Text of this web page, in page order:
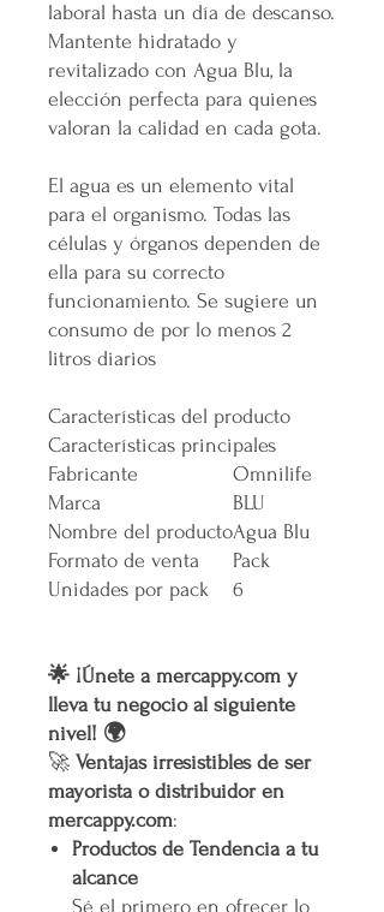
laboral hasta un día de descanso.
Mantente hidratado y
revitalizado con Agua Blu, la
elección perfecta para quienes
valoran la calidad en cada gota.
El agua es un elemento vital
para el organismo. Todas las
células y órganos dependen de
ella para su correcto
funcionamiento. Se sugiere un
consumo de por lo menos 2
litros diarios
Características del producto
Características principales
Fabricante
Omnilife
Marca
BLU
Nombre del productoAgua Blu
Formato de venta
Pack
Unidades por pack
6
🌟 ¡Únete a mercappy.com y
lleva tu negocio al siguiente
nivel! 🌍
🚀 Ventajas irresistibles de ser
mayorista o distribuidor en
mercappy.com:
Productos de Tendencia a tu
alcance
Sé el primero en ofrecer lo